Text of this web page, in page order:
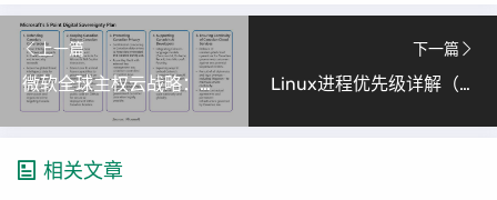
上一篇
微软全球主权云战略：投资超300亿美元，强化数据主权与AI本地化
下一篇
Linux进程优先级详解（谁先“上车”谁说了算）
相关文章